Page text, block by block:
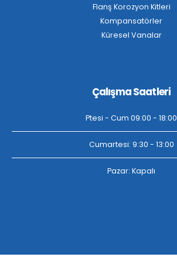
Flanş Korozyon Kitleri
Kompansatörler
Küresel Vanalar
Çalışma Saatleri
Ptesi - Cum 09:00 - 18:00
Cumartesi: 9:30 - 13:00
Pazar: Kapalı